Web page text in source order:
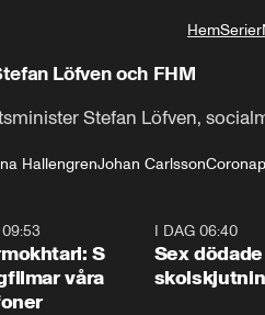
HemSerier
Löfven och FHM
Stefan Löfven,
HallengrenJohan Carlsson
S
våra
I DAG 06:40
Sex